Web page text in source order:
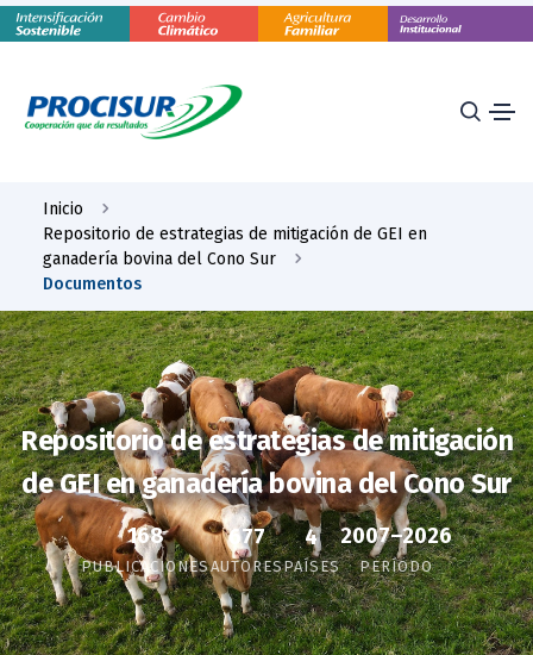
Inicio
Repositorio de estrategias de mitigación de GEI en
ganadería bovina del Cono Sur
Documentos
Repositorio de estrategias de mitigación
de GEI en ganadería bovina del Cono Sur
168
PUBLICACIONES
677
AUTORES
4
PAÍSES
2007–2026
PERÍODO